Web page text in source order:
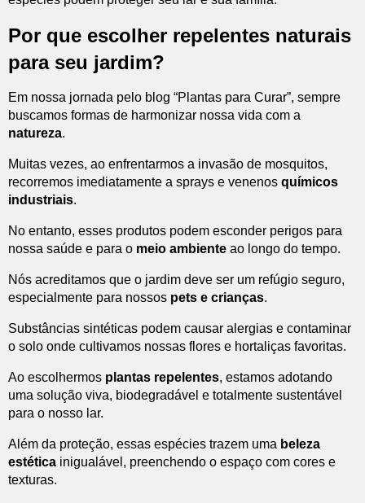
Por que escolher repelentes naturais
para seu jardim?
Em nossa jornada pelo blog “Plantas para Curar”, sempre
buscamos formas de harmonizar nossa vida com a
natureza.
Muitas vezes, ao enfrentarmos a invasão de mosquitos,
recorremos imediatamente a sprays e venenos químicos
industriais.
No entanto, esses produtos podem esconder perigos para
nossa saúde e para o meio ambiente ao longo do tempo.
Nós acreditamos que o jardim deve ser um refúgio seguro,
especialmente para nossos pets e crianças.
Substâncias sintéticas podem causar alergias e contaminar
o solo onde cultivamos nossas flores e hortaliças favoritas.
Ao escolhermos plantas repelentes, estamos adotando
uma solução viva, biodegradável e totalmente sustentável
para o nosso lar.
Além da proteção, essas espécies trazem uma beleza
estética inigualável, preenchendo o espaço com cores e
texturas.